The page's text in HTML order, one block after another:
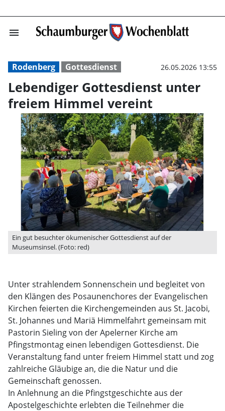
menu Lebendiger
Rodenberg Gottesdienst 26.05.2026 13:55
Lebendiger Gottesdienst unter
freiem Himmel vereint
Ein gut besuchter ökumenischer Gottesdienst auf der
Museumsinsel. (Foto: red)
Unter strahlendem Sonnenschein und begleitet von
den Klängen des Posaunenchores der Evangelischen
Kirchen feierten die Kirchengemeinden aus St. Jacobi,
St. Johannes und Mariä Himmelfahrt gemeinsam mit
Pastorin Sieling von der Apelerner Kirche am
Pfingstmontag einen lebendigen Gottesdienst. Die
Veranstaltung fand unter freiem Himmel statt und zog
zahlreiche Gläubige an, die die Natur und die
Gemeinschaft genossen.
In Anlehnung an die Pfingstgeschichte aus der
Apostelgeschichte erlebten die Teilnehmer die